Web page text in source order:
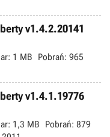
v1.4.2.20141
1 MB Pobrań: 965
v1.4.1.19776
1,3 MB Pobrań: 879